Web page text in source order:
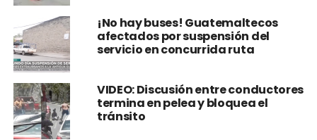
¡No hay buses! Guatemaltecos
afectados por suspensión del
servicio en concurrida ruta
VIDEO: Discusión entre conductores
termina en pelea y bloquea el
tránsito